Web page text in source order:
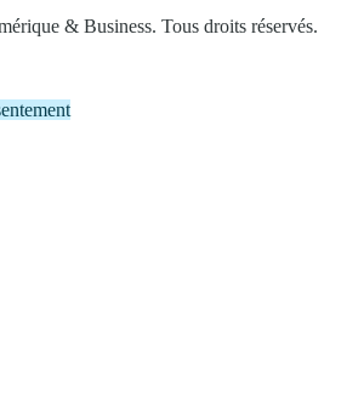
& Business. Tous droits réservés.